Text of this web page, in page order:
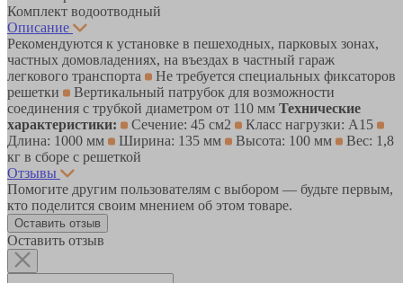
Комплект водоотводный
Описание
Рекомендуются к установке в пешеходных, парковых зонах,
частных домовладениях, на въездах в частный гараж
легкового транспорта
Не требуется специальных фиксаторов
решетки
Вертикальный патрубок для возможности
соединения с трубкой диаметром от 110 мм Технические
характеристики:
Сечение: 45 см2
Класс нагрузки: А15
Длина: 1000 мм
Ширина: 135 мм Высота: 100 мм
Вес: 1,8
кг в сборе с решеткой
Отзывы
Помогите другим пользователям с выбором — будьте первым,
кто поделится своим мнением об этом товаре.
Оставить отзыв
Оставить отзыв